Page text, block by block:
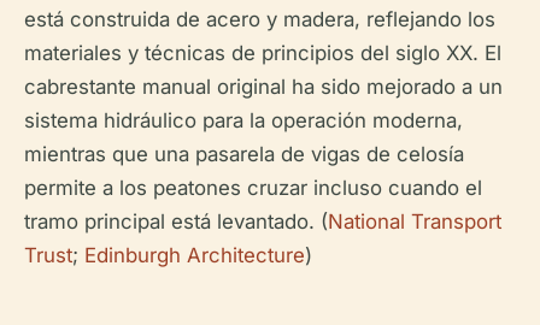
está construida de acero y madera, reflejando los
materiales y técnicas de principios del siglo XX. El
cabrestante manual original ha sido mejorado a un
sistema hidráulico para la operación moderna,
mientras que una pasarela de vigas de celosía
permite a los peatones cruzar incluso cuando el
tramo principal está levantado. (National Transport
Trust; Edinburgh Architecture)